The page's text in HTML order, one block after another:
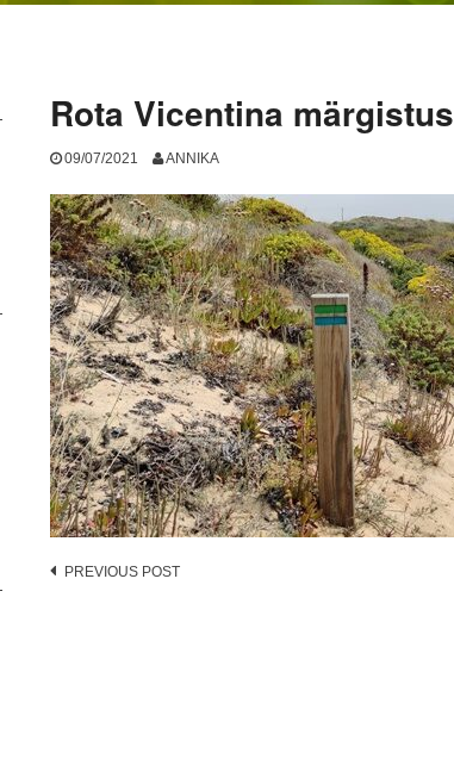
Rota Vicentina märgistus
09/07/2021 ANNIKA
Post
PREVIOUS POST